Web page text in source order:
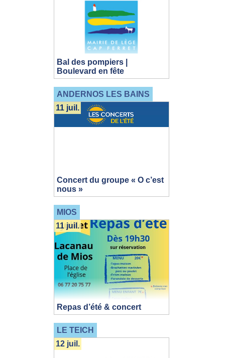
Bal des pompiers |
Boulevard en fête
ANDERNOS LES BAINS
Concert du groupe « O c’est
nous »
11 juil.
MIOS
Repas d’été & concert
11 juil.
LE TEICH
12 juil.